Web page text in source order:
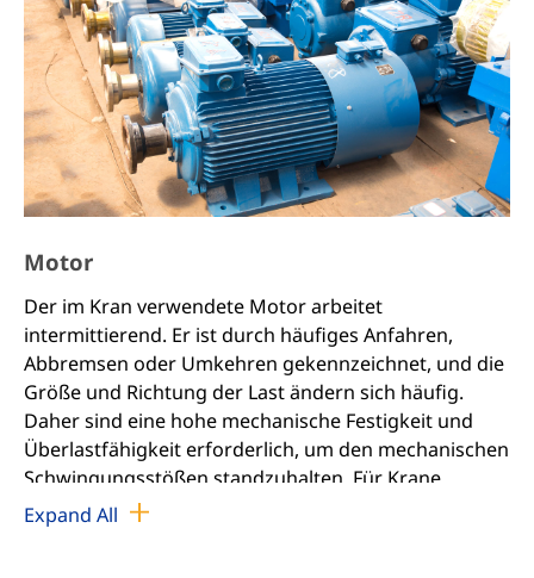
Motor
Der im Kran verwendete Motor arbeitet
intermittierend. Er ist durch häufiges Anfahren,
Abbremsen oder Umkehren gekennzeichnet, und die
Größe und Richtung der Last ändern sich häufig.
Daher sind eine hohe mechanische Festigkeit und
Überlastfähigkeit erforderlich, um den mechanischen
Schwingungsstößen standzuhalten. Für Krane
werden hauptsächlich Induktionsmotoren
verwendet, darunter Käfigläufer und
Expand All